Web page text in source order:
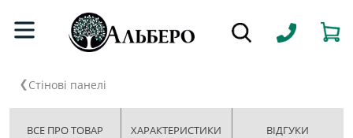
Стінові панелі
ВСЕ ПРО ТОВАР ХАРАКТЕРИСТИКИ ВІДГУКИ